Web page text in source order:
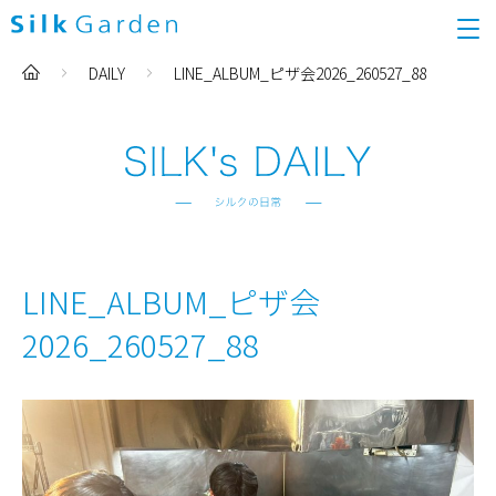
DAILY LINE_ALBUM_ピザ会2026_260527_88
LINE_ALBUM_ピザ会
2026_260527_88